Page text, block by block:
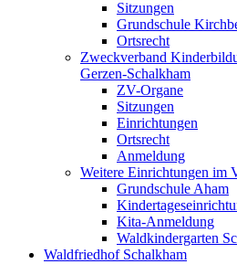
Sitzungen
Grundschule
Ortsrecht
Zweckverband
Gerzen-Schalkham
ZV-Organe
Sitzungen
Einrichtungen
Ortsrecht
Anmeldung
Weitere Einrichtungen im
Grundschule Aham
Kita-Anmeldung
Waldkindergarten
Waldfriedhof Schalkham